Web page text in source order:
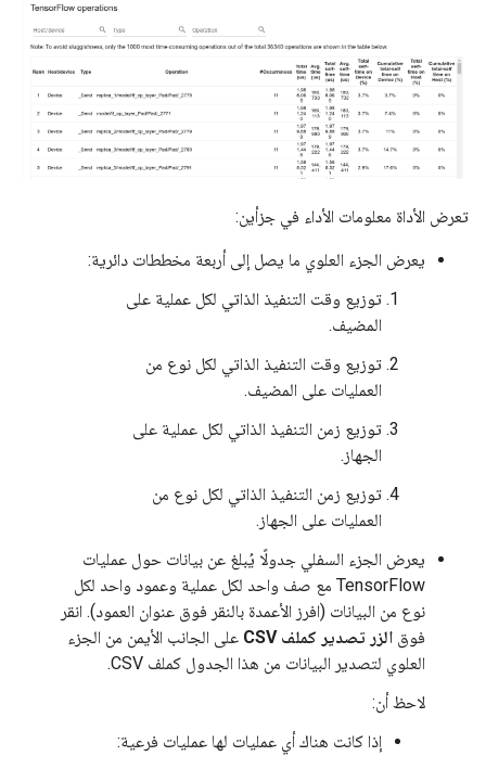
تعرض الأداة معلومات الأداء في جزأين:
يعرض الجزء العلوي ما يصل إلى أربعة مخططات دائرية:
توزيع وقت التنفيذ الذاتي لكل عملية على
المضيف.
توزيع وقت التنفيذ الذاتي لكل نوع من
العمليات على المضيف.
توزيع زمن التنفيذ الذاتي لكل عملية على
الجهاز.
توزيع زمن التنفيذ الذاتي لكل نوع من
العمليات على الجهاز.
يعرض الجزء السفلي جدولًا يُبلغ عن بيانات حول عمليات
TensorFlow مع صف واحد لكل عملية وعمود واحد لكل
نوع من البيانات (افرز الأعمدة بالنقر فوق عنوان العمود). انقر
فوق الزر تصدير كملف CSV
على الجانب الأيمن من الجزء
العلوي لتصدير البيانات من هذا الجدول كملف CSV.
لاحظ أن:
إذا كانت هناك أي عمليات لها عمليات فرعية: